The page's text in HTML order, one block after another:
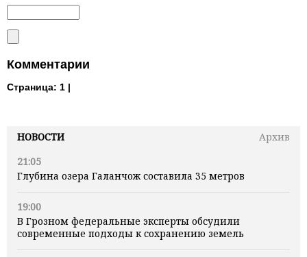
НОВОСТИ
Архив
21:05
Глубина озера Галанчож составила 35 метров
19:00
В Грозном федеральные эксперты обсудили
современные подходы к сохранению земель
Комментарии
Страница: 1 |